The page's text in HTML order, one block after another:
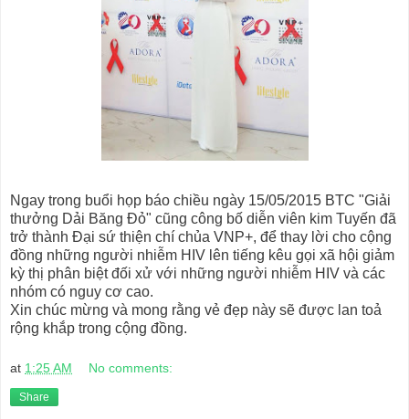
Ngay trong buổi họp báo chiều ngày 15/05/2015 BTC "Giải
thưởng Dải Băng Đỏ" cũng công bố diễn viên kim Tuyến đã
trở thành Đại sứ thiện chí chủa VNP+, để thay lời cho cộng
đồng những người nhiễm HIV lên tiếng kêu gọi xã hội giảm
kỳ thị phân biệt đối xử với những người nhiễm HIV và các
nhóm có nguy cơ cao.
Xin chúc mừng và mong rằng vẻ đẹp này sẽ được lan toả
rộng khắp trong cộng đồng.
at 1:25 AM No comments:
Share